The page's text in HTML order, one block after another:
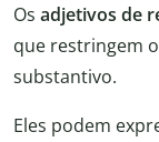
Os adjetivos de
que restringem
substantivo.
Eles podem